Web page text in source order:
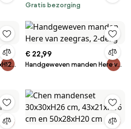
Gratis bezorging
€ 22,99
Handgeweven manden Here van